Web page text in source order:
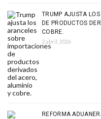
TRUMP AJUSTA
DE PRODUCTOS
COBRE.
2 abril, 2026
REFORMA